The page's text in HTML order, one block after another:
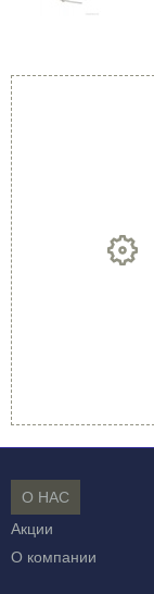
О НАС
Акции
О компании